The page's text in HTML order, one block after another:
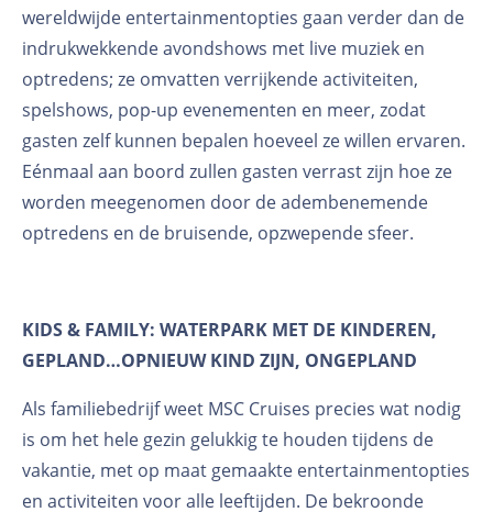
wereldwijde entertainmentopties gaan verder dan de
indrukwekkende avondshows met live muziek en
optredens; ze omvatten verrijkende activiteiten,
spelshows, pop-up evenementen en meer, zodat
gasten zelf kunnen bepalen hoeveel ze willen ervaren.
Eénmaal aan boord zullen gasten verrast zijn hoe ze
worden meegenomen door de adembenemende
optredens en de bruisende, opzwepende sfeer.
KIDS & FAMILY: WATERPARK MET DE KINDEREN,
GEPLAND…OPNIEUW KIND ZIJN, ONGEPLAND
Als familiebedrijf weet MSC Cruises precies wat nodig
is om het hele gezin gelukkig te houden tijdens de
vakantie, met op maat gemaakte entertainmentopties
en activiteiten voor alle leeftijden. De bekroonde